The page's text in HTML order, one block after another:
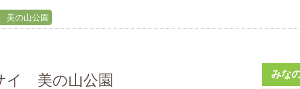
美の山公園
みな
イ 美の山公園